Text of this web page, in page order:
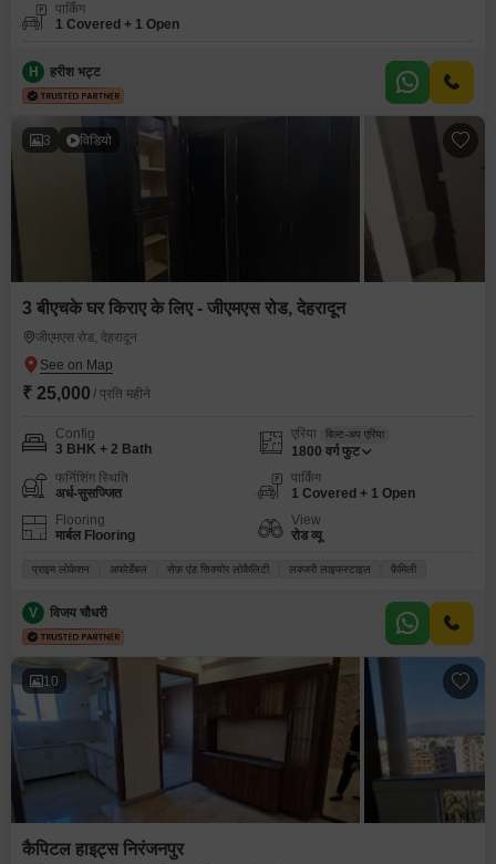
पार्किंग
1 Covered + 1 Open
H हरीश भट्ट
3 विडियो
3 बीएचके घर किराए के लिए - जीएमएस रोड, देहरादून
जीएमएस रोड, देहरादून
₹ 25,000 / प्रति महीने
Config
3 BHK + 2 Bath
एरिया बिल्ट-अप एरिया
1800 वर्ग फुट
फर्निशिंग स्थिति
अर्ध-सुसज्जित
पार्किंग
1 Covered + 1 Open
Flooring
मार्बल Flooring
View
रोड व्यू
प्राइम लोकेशन अफोर्डेबल सेफ़ एंड सिक्योर लोकैलिटी लक्जरी लाइफस्टाइल फ़ैमिली
V विजय चौधरी
10
कैपिटल हाइट्स निरंजनपुर